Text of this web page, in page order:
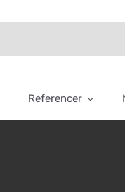
Referencer